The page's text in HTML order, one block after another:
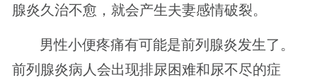
腺炎久治不愈，就会产生夫妻感情破裂。
男性小便疼痛有可能是前列腺炎发生了。
前列腺炎病人会出现排尿困难和尿不尽的症